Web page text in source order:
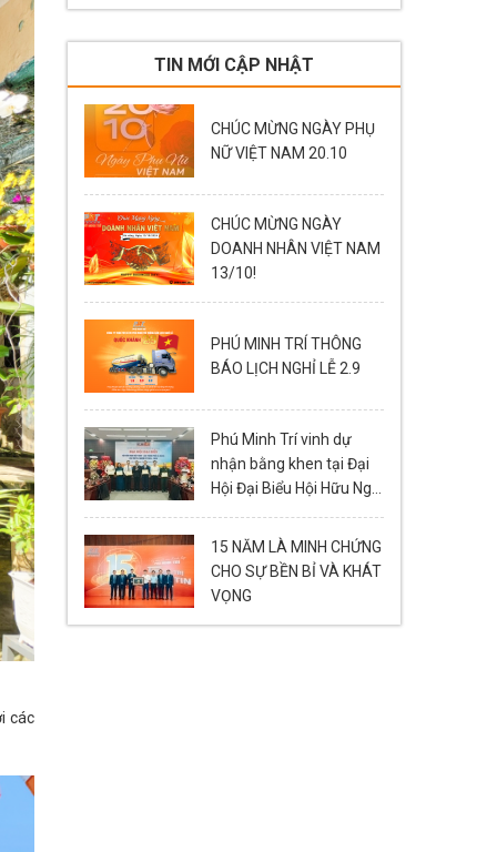
các
TIN MỚI CẬP NHẬT
CHÚC MỪNG NGÀY PHỤ
NỮ VIỆT NAM 20.10
CHÚC MỪNG NGÀY
DOANH NHÂN VIỆT NAM
13/10!
PHÚ MINH TRÍ THÔNG
BÁO LỊCH NGHỈ LỄ 2.9
Phú Minh Trí vinh dự
nhận bằng khen tại Đại
Hội Đại Biểu Hội Hữu Nghị
phố Đà Nẵng Lần Thứ VI
(2024-2029)
15 NĂM LÀ MINH CHỨNG
CHO SỰ BỀN BỈ VÀ KHÁT
VỌNG